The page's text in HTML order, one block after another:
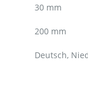
30 mm
200 mm
Deutsch,